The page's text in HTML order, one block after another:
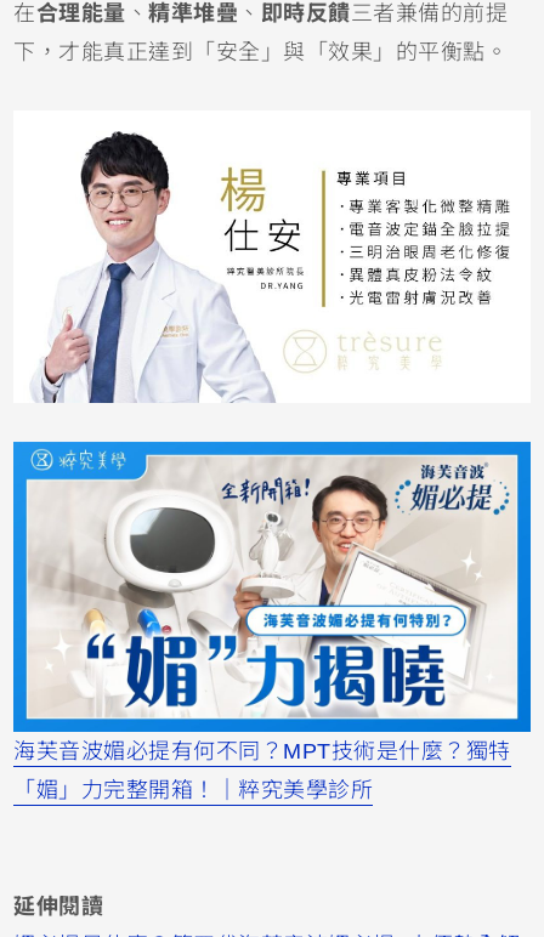
在合理能量 、精準堆疊 、 即時反饋三者兼備的前提
下，才能真正達到「安全」與「效果」的平衡點。
海芙音波媚必提有何不同？MPT技術是什麼？獨特
「媚」力完整開箱！｜粹究美學診所
延伸閱讀